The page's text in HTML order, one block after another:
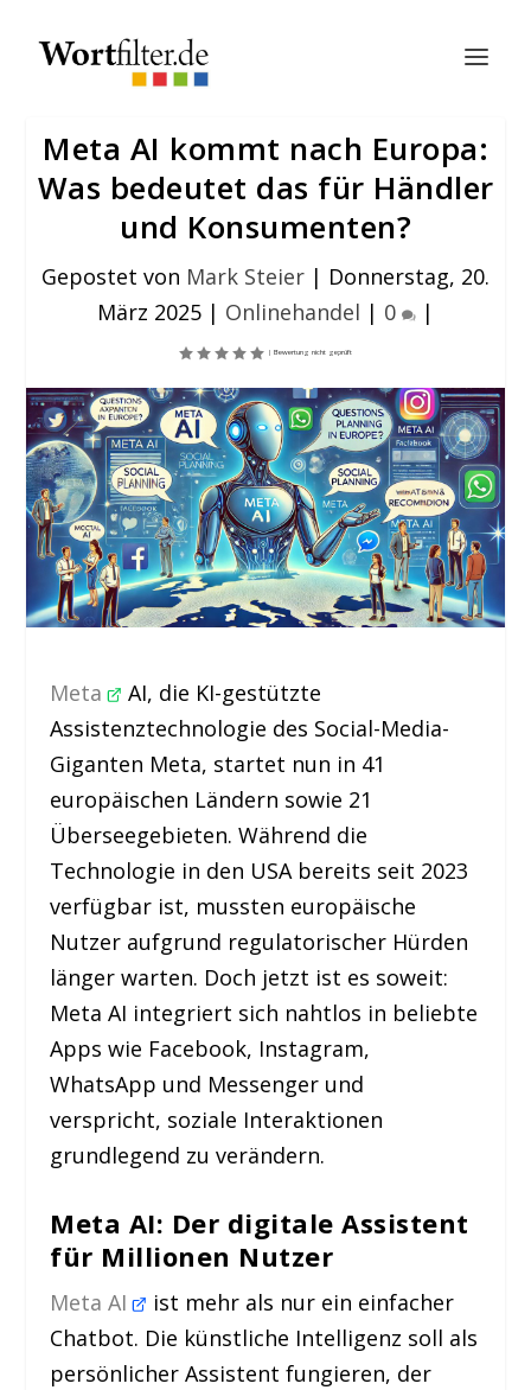
Meta AI kommt nach Europa:
Was bedeutet das für Händler
und Konsumenten?
Gepostet von Mark Steier | Donnerstag, 20.
März 2025 | Onlinehandel | 0 |
Meta
AI, die KI-gestützte
Assistenztechnologie des Social-Media-
Giganten Meta, startet nun in 41
europäischen Ländern sowie 21
Überseegebieten. Während die
Technologie in den USA bereits seit 2023
verfügbar ist, mussten europäische
Nutzer aufgrund regulatorischer Hürden
länger warten. Doch jetzt ist es soweit:
Meta AI integriert sich nahtlos in beliebte
Apps wie Facebook, Instagram,
WhatsApp und Messenger und
verspricht, soziale Interaktionen
grundlegend zu verändern.
Meta AI: Der digitale Assistent
für Millionen Nutzer
Meta AI
ist mehr als nur ein einfacher
Chatbot. Die künstliche Intelligenz soll als
persönlicher Assistent fungieren, der